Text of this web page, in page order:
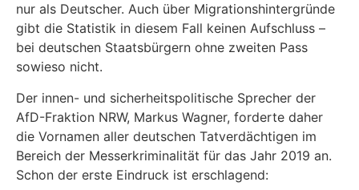
nur als Deutscher. Auch über Migrationshintergründe
gibt die Statistik in diesem Fall keinen Aufschluss –
bei deutschen Staatsbürgern ohne zweiten Pass
sowieso nicht.
Der innen- und sicherheitspolitische Sprecher der
AfD-Fraktion NRW, Markus Wagner, forderte daher
die Vornamen aller deutschen Tatverdächtigen im
Bereich der Messerkriminalität für das Jahr 2019 an.
Schon der erste Eindruck ist erschlagend: